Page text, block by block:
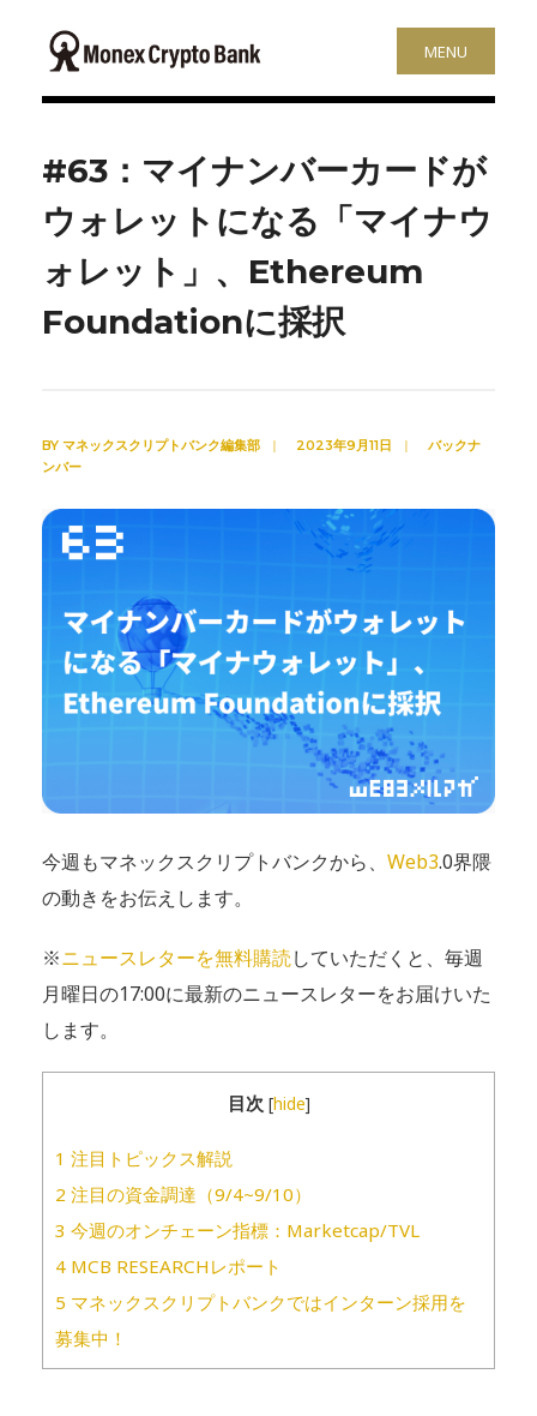
MENU
#63：マイナンバーカードが
ウォレットになる「マイナウ
ォレット」、Ethereum
Foundationに採択
BY マネックスクリプトバンク編集部 | 2023年9月11日 |
バックナ
ンバー
今週もマネックスクリプトバンクから、 Web3.0界隈
の動きをお伝えします。
※ニュースレターを無料購読していただくと、毎週
月曜日の17:00に最新のニュースレターをお届けいた
します。
目次 [hide]
1 注目トピックス解説
2 注目の資金調達（9/4~9/10）
3 今週のオンチェーン指標：Marketcap/TVL
4 MCB RESEARCHレポート
5 マネックスクリプトバンクではインターン採用を
募集中！